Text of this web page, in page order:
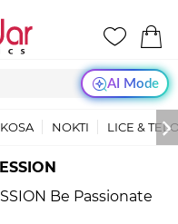
AI Mode
KOSA NOKTI LICE &
Be Passionate